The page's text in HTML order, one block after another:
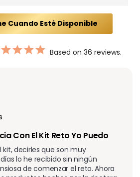
Cuando Esté Disponible
Based on 36 reviews.
Con El Kit Reto Yo Puedo
kit, decirles que son muy
lo he recibido sin ningún
de comenzar el reto. Ahora